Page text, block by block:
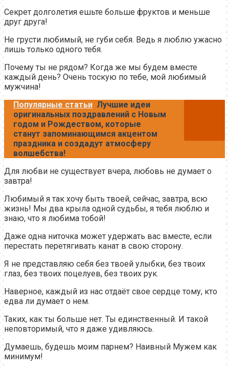
Секрет долголетия ешьте больше фруктов и меньше
друг друга!
Не грусти любимый, не губи себя. Ведь я люблю ужасно
лишь только одного тебя.
Почему ты не рядом? Когда же мы будем вместе
каждый день? Очень тоскую по тебе, мой любимый
мужчина!
Популярные статьи Лучшие идеи
оригинальных поздравлений с Новым
годом и Рождеством, которые
станут запоминающимся акцентом
праздника и создадут атмосферу
волшебства!
Для любви не существует вчера, любовь не думает о
завтра!
Любимый я так хочу быть твоей, сейчас, завтра, всю
жизнь! Мы два крыла одной судьбы, я тебя люблю и
знаю, что я любима тобой!
Даже одна ниточка может удержать вас вместе, если
перестать перетягивать канат в свою сторону.
Я не представляю себя без твоей улыбки, без твоих
глаз, без твоих поцелуев, без твоих рук.
Наверное, каждый из нас отдаёт свое сердце тому, кто
едва ли думает о нем.
Таких, как ты больше нет. Ты единственный. И такой
неповторимый, что я даже удивляюсь.
Думаешь, будешь моим парнем? Наивный Мужем как
минимум!